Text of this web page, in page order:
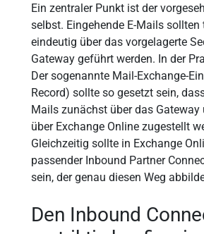
Ein zentraler Punkt ist der
selbst. Eingehende E-Mails sollten
eindeutig über das vorgelagerte
Gateway geführt werden. In der
Der sogenannte Mail-Exchange-
Record) sollte so gesetzt sein,
Mails zunächst über das
über Exchange Online zugestellt
Gleichzeitig sollte in Exchange
passender Inbound Partner
sein, der genau diesen Weg
Den Inbound